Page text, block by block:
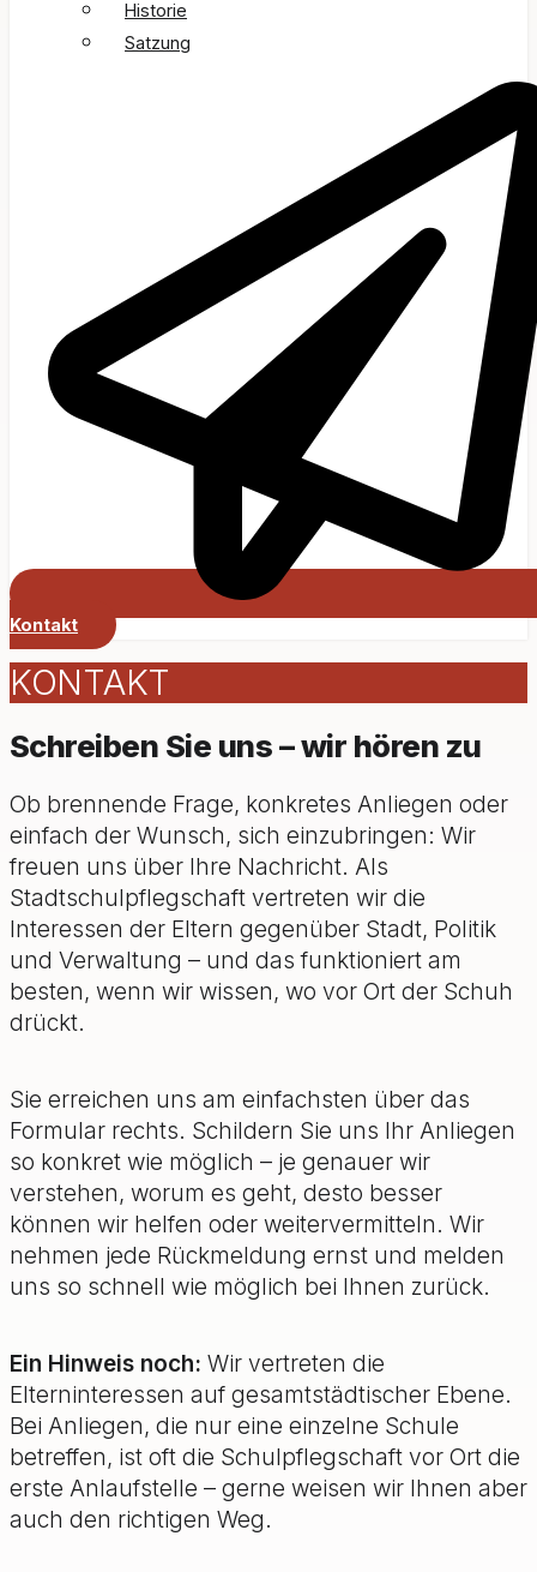
Historie
Satzung
Kontakt
KONTAKT
Schreiben Sie uns – wir hören zu
Ob brennende Frage, konkretes Anliegen oder
einfach der Wunsch, sich einzubringen: Wir
freuen uns über Ihre Nachricht. Als
Stadtschulpflegschaft vertreten wir die
Interessen der Eltern gegenüber Stadt, Politik
und Verwaltung – und das funktioniert am
besten, wenn wir wissen, wo vor Ort der Schuh
drückt.
Sie erreichen uns am einfachsten über das
Formular rechts. Schildern Sie uns Ihr Anliegen
so konkret wie möglich – je genauer wir
verstehen, worum es geht, desto besser
können wir helfen oder weitervermitteln. Wir
nehmen jede Rückmeldung ernst und melden
uns so schnell wie möglich bei Ihnen zurück.
Ein Hinweis noch: Wir vertreten die
Elterninteressen auf gesamtstädtischer Ebene.
Bei Anliegen, die nur eine einzelne Schule
betreffen, ist oft die Schulpflegschaft vor Ort die
erste Anlaufstelle – gerne weisen wir Ihnen aber
auch den richtigen Weg.